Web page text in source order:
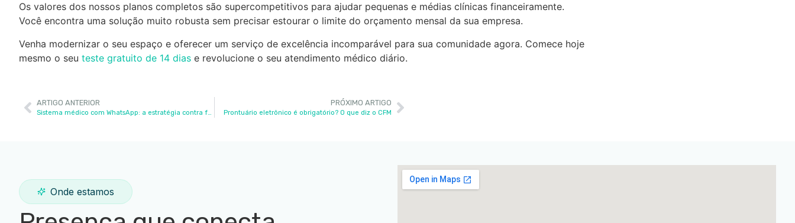
Os valores dos nossos planos completos são supercompetitivos para ajudar pequenas e médias clínicas financeiramente.
Você encontra uma solução muito robusta sem precisar estourar o limite do orçamento mensal da sua empresa.
Venha modernizar o seu espaço e oferecer um serviço de excelência incomparável para sua comunidade agora. Comece hoje
mesmo o seu teste gratuito de 14 dias e revolucione o seu atendimento médico diário.
ARTIGO ANTERIOR
Sistema médico com WhatsApp: a estratégia contra faltas
PRÓXIMO ARTIGO
Prontuário eletrônico é obrigatório? O que diz o CFM
Onde estamos